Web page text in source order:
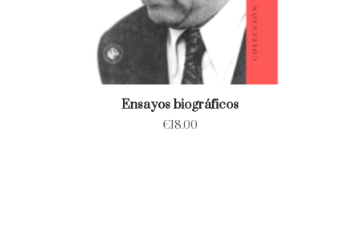
Ensayos biográficos
€18.00